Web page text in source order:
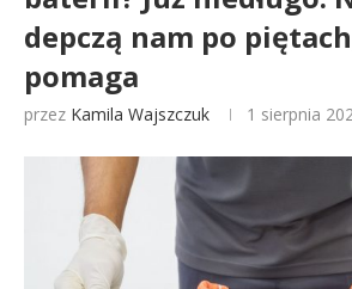
depczą nam po
pomaga
przez Kamila Wajszczuk 1 sierpnia